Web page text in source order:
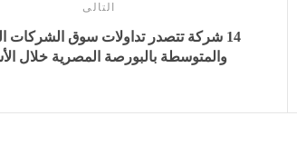
التالى
14 شركة تتصدر تداولات سوق الشركات
والمتوسطة بالبورصة المصرية خلال